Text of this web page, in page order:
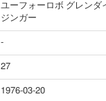
ユーフォーロボ グレンダ
ジンガー
-
27
1976-03-20